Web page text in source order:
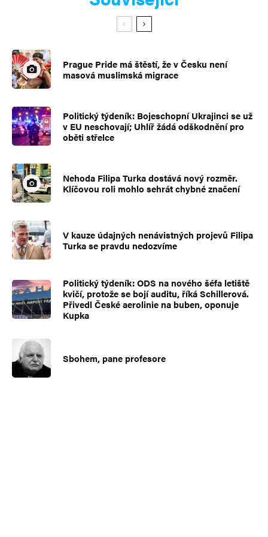
Prague Pride má štěstí, že v Česku není
masová muslimská migrace
Politický týdeník: Bojeschopní Ukrajinci se už
v EU neschovají; Uhlíř žádá odškodnění pro
oběti střelce
Nehoda Filipa Turka dostává nový rozměr.
Klíčovou roli mohlo sehrát chybné značení
V kauze údajných nenávistných projevů Filipa
Turka se pravdu nedozvíme
Politický týdeník: ODS na nového šéfa letiště
kvičí, protože se bojí auditu, říká Schillerová.
Přivedl České aerolinie na buben, oponuje
Kupka
Sbohem, pane profesore